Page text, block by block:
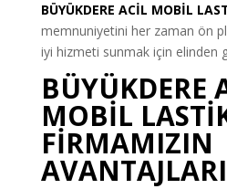
BÜYÜKDERE ACİL MOBİL
memnuniyetini her zaman ön
iyi hizmeti sunmak için elinden
BÜYÜKDERE
MOBİL
FİRMAMIZIN
AVANTAJLARI